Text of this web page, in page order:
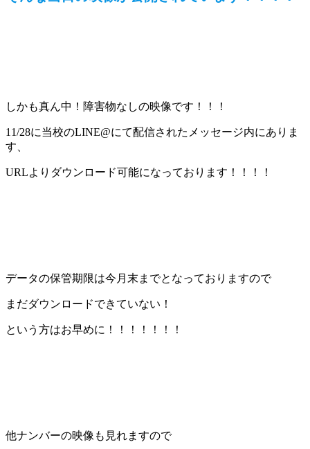
しかも真ん中！障害物なしの映像です！！！
11/28に当校のLINE@にて配信されたメッセージ内にありま
す、
URLよりダウンロード可能になっております！！！！
データの保管期限は今月末までとなっておりますので
まだダウンロードできていない！
という方はお早めに！！！！！！！
他ナンバーの映像も見れますので